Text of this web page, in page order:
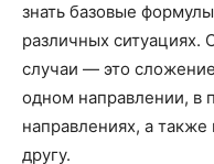
знать базовые
различных
случаи — это
одном направлении, в
направлениях, а
другу.